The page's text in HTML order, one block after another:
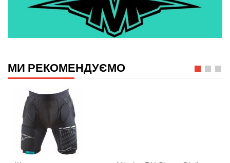
МИ РЕКОМЕНДУЄМО